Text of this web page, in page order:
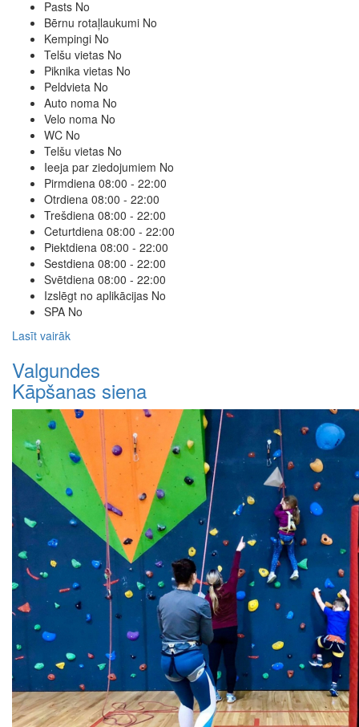
Pasts No
Bērnu rotaļlaukumi No
Kempingi No
Telšu vietas No
Piknika vietas No
Peldvieta No
Auto noma No
Velo noma No
WC No
Telšu vietas No
Ieeja par ziedojumiem No
Pirmdiena 08:00 - 22:00
Otrdiena 08:00 - 22:00
Trešdiena 08:00 - 22:00
Ceturtdiena 08:00 - 22:00
Piektdiena 08:00 - 22:00
Sestdiena 08:00 - 22:00
Svētdiena 08:00 - 22:00
Izslēgt no aplikācijas No
SPA No
Lasīt vairāk
Valgundes
Kāpšanas siena